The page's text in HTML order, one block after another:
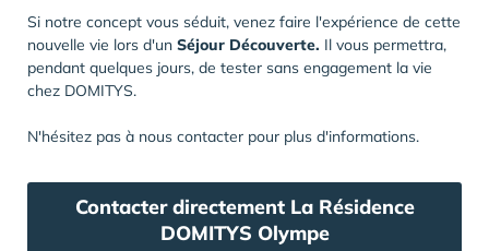
Si notre concept vous séduit, venez faire l'expérience de cette
nouvelle vie lors d'un Séjour Découverte. Il vous permettra,
pendant quelques jours, de tester sans engagement la vie
chez DOMITYS.
N'hésitez pas à nous contacter pour plus d'informations.
Contacter directement La Résidence
DOMITYS Olympe